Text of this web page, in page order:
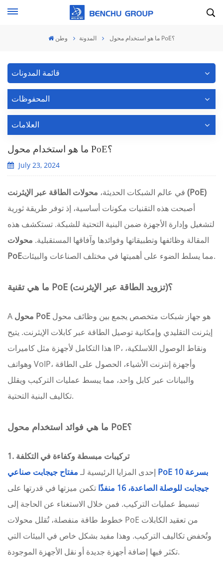
وطن المدونة ما هو استخدام محول PoE؟
قائمة المدونات
المحفوظات
العلامات
ما هو استخدام محول PoE؟
July 23, 2024
في عالم الشبكات الحديثة، محولات الطاقة عبر الإيثرنت (PoE)
أصبحت هذه التقنيات مكونات أساسية، إذ توفر طريقة ثورية
لتشغيل وإدارة الأجهزة ضمن البنية التحتية للشبكة. تستكشف هذه
المقالة وظائفها وتطبيقاتها وفوائدها وآفاقها المستقبلية. محولات
PoE
مما يسلط الضوء على أهميتها في مختلف الصناعات والبيئات.
ما هي تقنية PoE (تزويد الطاقة عبر الإيثرنت)؟
A محول PoE
إيثرنت التقليدي وإمكانية توصيل الطاقة عبر كابلات الإيثرنت. يتيح
هذا التكامل لأجهزة مثل كاميرات IP، ونقاط الوصول اللاسلكية،
وهواتف VoIP، وأجهزة إنترنت الأشياء، الحصول على الطاقة
والبيانات عبر كابل واحد، مما يبسط عمليات التركيب ويقلل
تكاليف البنية التحتية.
ما هي فوائد استخدام محول PoE؟
1. تركيبات مبسطة وكفاءة في التكلفة
إحدى المزايا الرئيسية لـمفتاح جيجابت صناعي PoE بسرعة 10
جيجابت للوصلة الصاعدة، 16 منفذًا
تكمن ميزتها في قدرتها على
تبسيط عمليات التركيب. فمن خلال الاستغناء عن الحاجة إلى
خطوط طاقة منفصلة، ​​تُقلل محولات PoE من تعقيد الكابلات
وتُخفض تكاليف التركيب. وهذا مفيد بشكل خاص في البيئات التي
تكثر فيها إضافة أجهزة جديدة أو نقل الأجهزة الموجودة.